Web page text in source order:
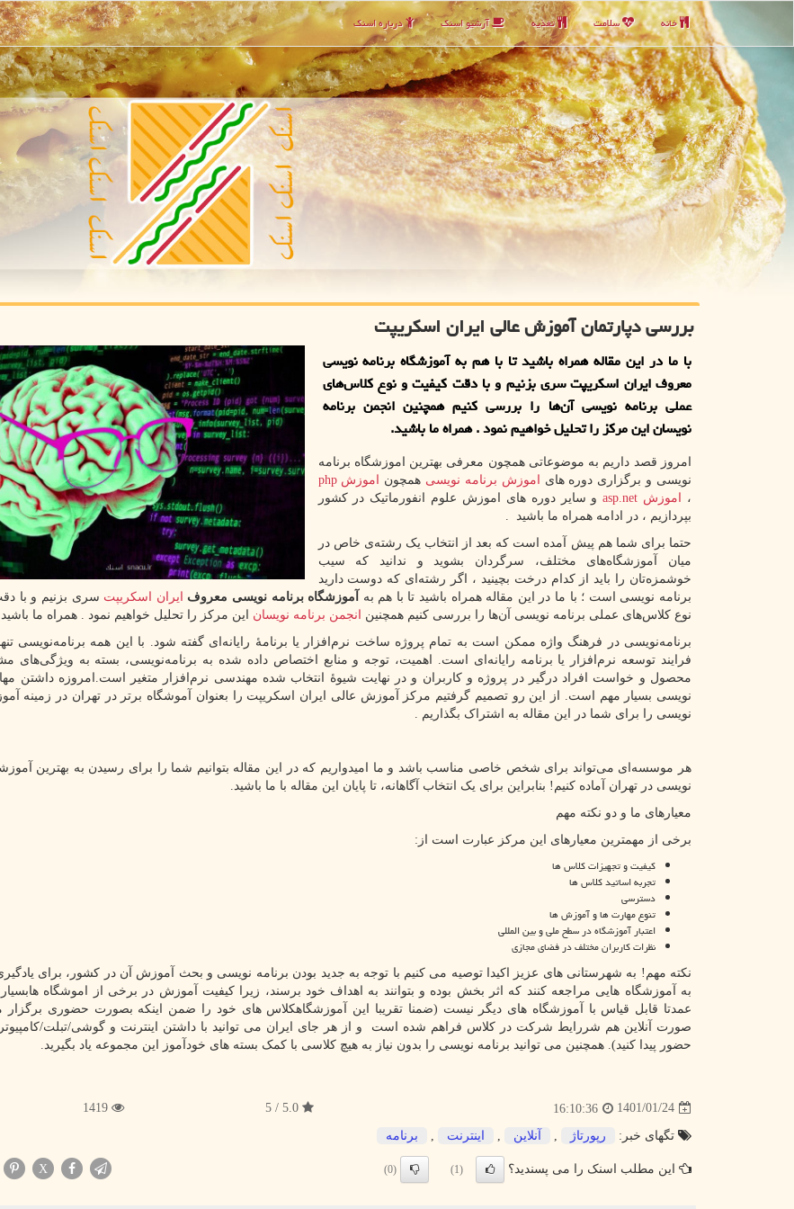
خانه سلامت تغذیه آرشیو اسنك درباره اسنك
بررسی دپارتمان آموزش عالی ایران اسکریپت
با ما در این مقاله همراه باشید تا با هم به آموزشگاه برنامه نویسی
معروف ایران اسکریپت سری بزنیم و با دقت کیفیت و نوع کلاس‌های
عملی برنامه نویسی آن‌ها را بررسی کنیم همچنین انجمن برنامه
نویسان این مرکز را تحلیل خواهیم نمود . همراه ما باشید.
امروز قصد داریم به موضوعاتی همچون معرفی بهترین اموزشگاه برنامه
نویسی و برگزاری دوره های
اموزش برنامه نویسی همچون اموزشphp
،
اموزش asp.netو سایر دوره های اموزش علوم انفورماتیک در کشور
بپردازیم ، در ادامه همراه ما باشید .
حتما برای شما هم پیش آمده‌ است که بعد از انتخاب یک رشته‌ی خاص در
میان آموزشگاه‌های مختلف، سرگردان بشوید و ندانید که سیب
خوشمزه‌تان را باید از کدام درخت بچینید ، اگر رشته‌ای که دوست دارید
برنامه ‌نویسی است ؛ با ما در این مقاله همراه باشید تا با هم به آموزشگاه برنامه نویسی معروف ایران اسکریپت سری بزنیم و با
نوع کلاس‌های عملی برنامه نویسی آن‌ها را بررسی کنیم همچنین
انجمن برنامه نویسان این مرکز را تحلیل خواهیم نمود . همراه ما
برنامه‌نویسی در فرهنگ واژه ممکن است به تمام پروژه ساخت نرم‌افزار یا برنامهٔ رایانه‌ای گفته شود. با این همه برنامه‌نویسی
فرایند توسعه نرم‌افزار یا برنامه رایانه‌ای است. اهمیت، توجه و منابع اختصاص داده شده به برنامه‌نویسی، بسته به
محصول و خواست افراد درگیر در پروژه و کاربران و در نهایت شیوهٔ انتخاب شده مهندسی نرم‌افزار متغیر است.امروزه داشتن
نویسی بسیار مهم است. از این رو تصمیم گرفتیم مرکز آموزش عالی ایران اسکریپت را بعنوان آموشگاه برتر در تهران در زمینه
نویسی را برای شما در این مقاله به اشتراک بگذاریم .
هر موسسه‌ای می‌تواند برای شخص خاصی مناسب باشد و ما امیدواریم که در این مقاله بتوانیم شما را برای رسیدن به بهترین
نویسی در تهران آماده کنیم! بنابراین برای یک انتخاب آگاهانه، تا پایان این مقاله با ما باشید.
معیارهای ما و دو نکته مهم
برخی از مهمترین معیارهای این مرکز عبارت است از:
کیفیت و تجهیزات کلاس ها
تجربه اساتید کلاس ها
دسترسی
تنوع مهارت ها و آموزش ها
اعتبار آموزشگاه در سطح ملی و بین المللی
نظرات کاربران مختلف در فضای مجازی
نکته مهم! به شهرستانی های عزیز اکیدا توصیه می کنیم با توجه به جدید بودن برنامه نویسی و بحث آموزش آن در کشور، برای
به آموزشگاه هایی مراجعه کنند که اثر بخش بوده و بتوانند به اهداف خود برسند، زیرا کیفیت آموزش در برخی از اموشگاه هابسیار
عمدتا قابل قیاس با آموزشگاه های دیگر نیست (ضمنا تقریبا این آموزشگاهکلاس های خود را ضمن اینکه بصورت حضوری برگزار
صورت آنلاین هم شررایط شرکت در کلاس فراهم شده است و از هر جای ایران می توانید با داشتن اینترنت و گوشی/تبلت/کامپیوتر
حضور پیدا کنید). همچنین می توانید برنامه نویسی را بدون نیاز به هیچ کلاسی با کمک بسته های خودآموز این مجموعه یاد بگیرید.
1401/01/24
16:10:36
5.0 / 5
1419
تگهای خبر: رپورتاژ آنلاین اینترنت برنامه
این مطلب اسنک را می پسندید؟ (1)
(0)
X